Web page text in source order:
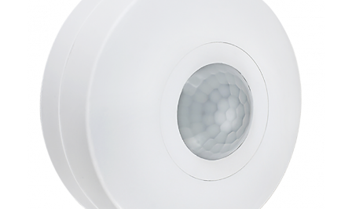
Лампы
накаливания/
галоген/
энергосберегающие
Светодиодные
лампы